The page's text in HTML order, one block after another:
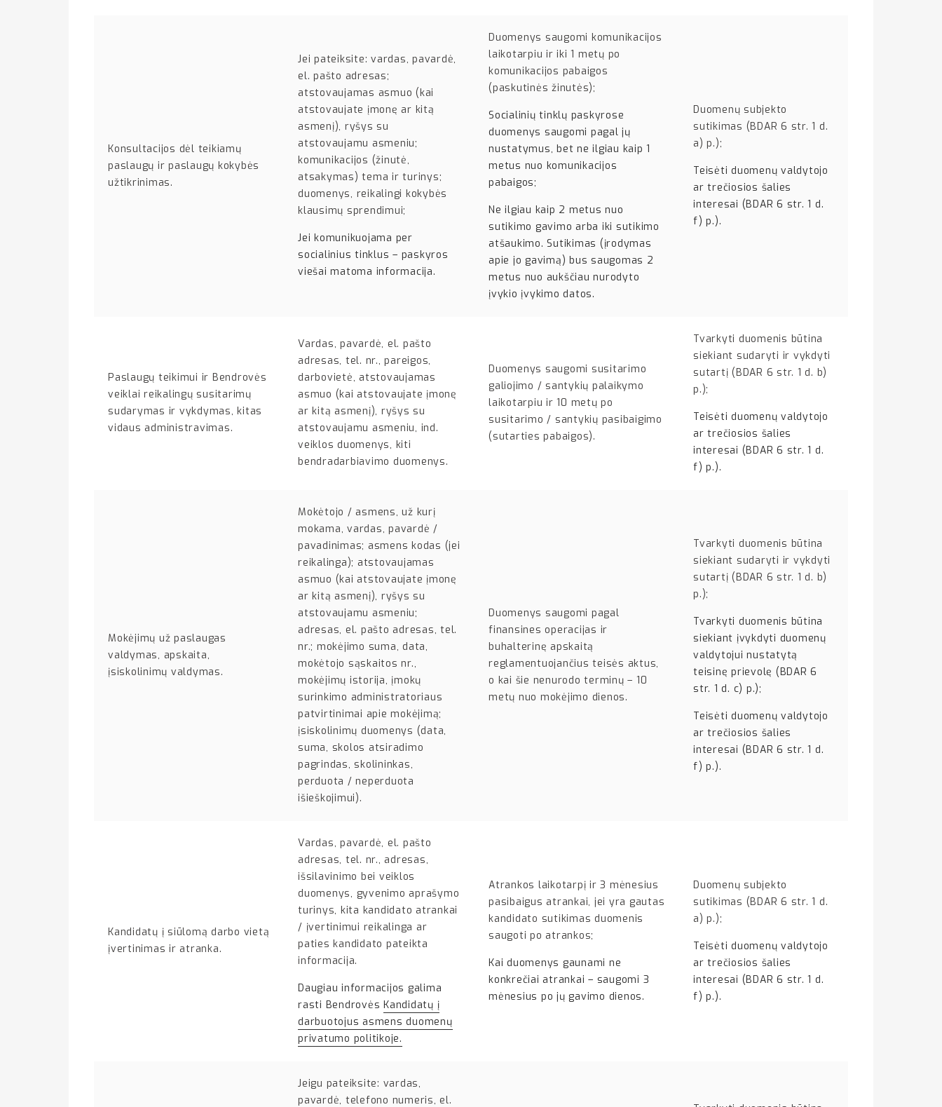
Konsultacijos dėl teikiamų
paslaugų ir paslaugų kokybės
užtikrinimas.
Jei pateiksite: vardas, pavardė,
el. pašto adresas;
atstovaujamas asmuo (kai
atstovaujate įmonę ar kitą
asmenį), ryšys su
atstovaujamu asmeniu;
komunikacijos (žinutė,
atsakymas) tema ir turinys;
duomenys, reikalingi kokybės
klausimų sprendimui;
Jei komunikuojama per
socialinius tinklus – paskyros
viešai matoma informacija.
Duomenys saugomi komunikacijos
laikotarpiu ir iki 1 metų po
komunikacijos pabaigos
(paskutinės žinutės);
Socialinių tinklų paskyrose
duomenys saugomi pagal jų
nustatymus, bet ne ilgiau kaip 1
metus nuo komunikacijos
pabaigos;
Ne ilgiau kaip 2 metus nuo
sutikimo gavimo arba iki sutikimo
atšaukimo. Sutikimas (įrodymas
apie jo gavimą) bus saugomas 2
metus nuo aukščiau nurodyto
įvykio įvykimo datos.
Duomenų subjekto
sutikimas (BDAR 6 str. 1 d.
a) p.);
Teisėti duomenų valdytojo
ar trečiosios šalies
interesai (BDAR 6 str. 1 d.
f) p.).
Paslaugų teikimui ir Bendrovės
veiklai reikalingų susitarimų
sudarymas ir vykdymas, kitas
vidaus administravimas.
Vardas, pavardė, el. pašto
adresas, tel. nr., pareigos,
darbovietė, atstovaujamas
asmuo (kai atstovaujate įmonę
ar kitą asmenį), ryšys su
atstovaujamu asmeniu, ind.
veiklos duomenys, kiti
bendradarbiavimo duomenys.
Duomenys saugomi susitarimo
galiojimo / santykių palaikymo
laikotarpiu ir 10 metų po
susitarimo / santykių pasibaigimo
(sutarties pabaigos).
Tvarkyti duomenis būtina
siekiant sudaryti ir vykdyti
sutartį (BDAR 6 str. 1 d. b)
p.);
Teisėti duomenų valdytojo
ar trečiosios šalies
interesai (BDAR 6 str. 1 d.
f) p.).
Mokėjimų už paslaugas
valdymas, apskaita,
įsiskolinimų valdymas.
Mokėtojo / asmens, už kurį
mokama, vardas, pavardė /
pavadinimas; asmens kodas (jei
reikalinga); atstovaujamas
asmuo (kai atstovaujate įmonę
ar kitą asmenį), ryšys su
atstovaujamu asmeniu;
adresas, el. pašto adresas, tel.
nr.; mokėjimo suma, data,
mokėtojo sąskaitos nr.,
mokėjimų istorija, įmokų
surinkimo administratoriaus
patvirtinimai apie mokėjimą;
įsiskolinimų duomenys (data,
suma, skolos atsiradimo
pagrindas, skolininkas,
perduota / neperduota
išieškojimui).
Duomenys saugomi pagal
finansines operacijas ir
buhalterinę apskaitą
reglamentuojančius teisės aktus,
o kai šie nenurodo terminų – 10
metų nuo mokėjimo dienos.
Tvarkyti duomenis būtina
siekiant sudaryti ir vykdyti
sutartį (BDAR 6 str. 1 d. b)
p.);
Tvarkyti duomenis būtina
siekiant įvykdyti duomenų
valdytojui nustatytą
teisinę prievolę (BDAR 6
str. 1 d. c) p.);
Teisėti duomenų valdytojo
ar trečiosios šalies
interesai (BDAR 6 str. 1 d.
f) p.).
Kandidatų į siūlomą darbo vietą
įvertinimas ir atranka.
Vardas, pavardė, el. pašto
adresas, tel. nr., adresas,
išsilavinimo bei veiklos
duomenys, gyvenimo aprašymo
turinys, kita kandidato atrankai
/ įvertinimui reikalinga ar
paties kandidato pateikta
informacija.
Daugiau informacijos galima
rasti Bendrovės Kandidatų į
darbuotojus asmens duomenų
privatumo politikoje.
Atrankos laikotarpį ir 3 mėnesius
pasibaigus atrankai, jei yra gautas
kandidato sutikimas duomenis
saugoti po atrankos;
Kai duomenys gaunami ne
konkrečiai atrankai – saugomi 3
mėnesius po jų gavimo dienos.
Duomenų subjekto
sutikimas (BDAR 6 str. 1 d.
a) p.);
Teisėti duomenų valdytojo
ar trečiosios šalies
interesai (BDAR 6 str. 1 d.
f) p.).
Jeigu pateiksite: vardas,
pavardė, telefono numeris, el.